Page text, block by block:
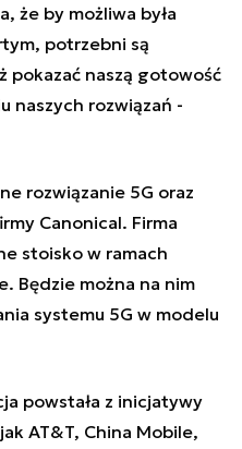
że by możliwa była
potrzebni są
pokazać naszą gotowość
naszych rozwiązań -
rozwiązanie 5G oraz
Canonical. Firma
stoisko w ramach
Będzie można na nim
systemu 5G w modelu
powstała z inicjatywy
AT&T, China Mobile,